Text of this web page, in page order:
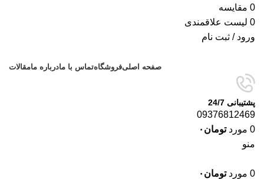
0 مقایسه
0 لیست علاقمندی
ورود / ثبت نام
صفحه اصلیفروشگاهتماس با مادرباره مامقالات
پشتیبانی 24/7
09376812469
0 مورد تومان ۰
منو
0 مورد تومان ۰